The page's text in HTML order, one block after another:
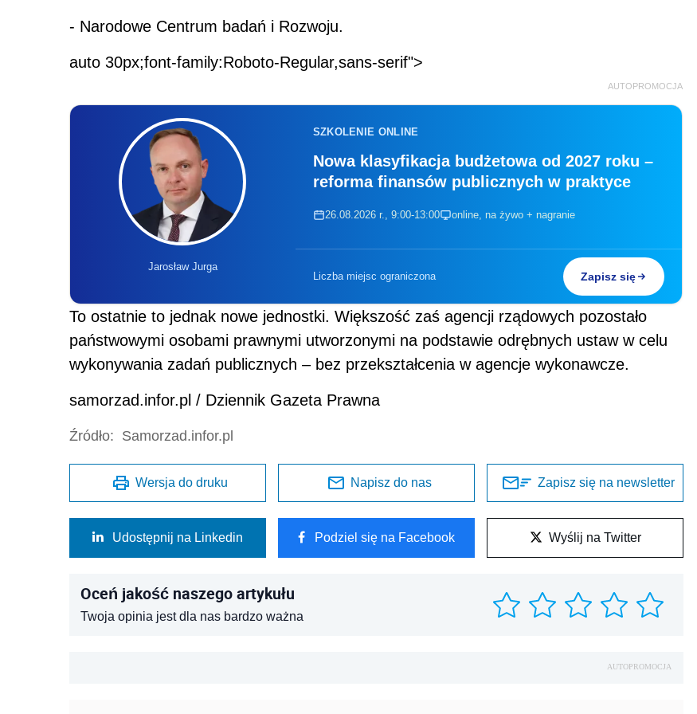
- Narodowe Centrum badań i Rozwoju.
auto 30px;font-family:Roboto-Regular,sans-serif">
AUTOPROMOCJA
Jarosław Jurga
SZKOLENIE ONLINE
Nowa klasyfikacja budżetowa od 2027 roku –
reforma finansów publicznych w praktyce
26.08.2026 r., 9:00-13:00 online, na żywo + nagranie
Liczba miejsc ograniczona Zapisz się
To ostatnie to jednak nowe jednostki. Większość zaś agencji rządowych pozostało
państwowymi osobami prawnymi utworzonymi na podstawie odrębnych ustaw w celu
wykonywania zadań publicznych – bez przekształcenia w agencje wykonawcze.
samorzad.infor.pl / Dziennik Gazeta Prawna
Źródło: Samorzad.infor.pl
Wersja do druku Napisz do nas Zapisz się na newsletter
Udostępnij na Linkedin Podziel się na Facebook Wyślij na Twitter
Oceń jakość naszego artykułu
Twoja opinia jest dla nas bardzo ważna
AUTOPROMOCJA